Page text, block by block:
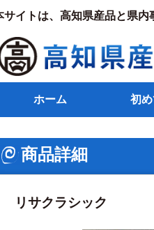
サイトは、高知県産品と県内
ホーム 初
商品詳細
リサクラシック